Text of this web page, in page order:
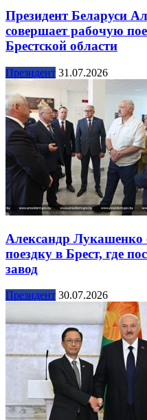
Президент Беларуси
совершает рабочую
Брестской области
Президент 31.07.2026
Александр
поездку в Брест, где
завод
Президент 30.07.2026